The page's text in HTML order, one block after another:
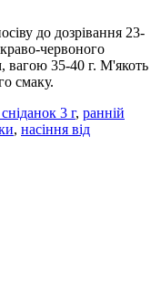
до дозрівання 23-
червоного
вагою 35-40 г. М'якоть
смаку.
3 г, ранній
, насіння від